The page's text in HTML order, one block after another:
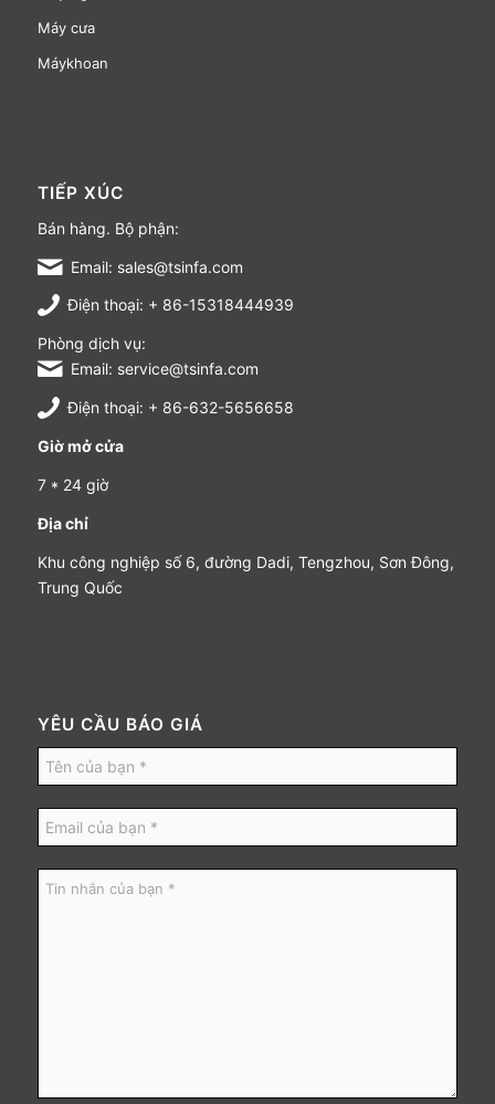
Máy cưa
Máykhoan
TIẾP XÚC
Bán hàng. Bộ phận:
Email: sales@tsinfa.com
Điện thoại: + 86-15318444939
Phòng dịch vụ:
Email: service@tsinfa.com
Điện thoại: + 86-632-5656658
Giờ mở cửa
7 * 24 giờ
Địa chỉ
Khu công nghiệp số 6, đường Dadi, Tengzhou, Sơn Đông,
Trung Quốc
YÊU CẦU BÁO GIÁ